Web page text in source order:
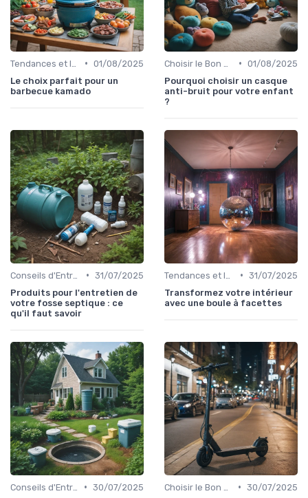
• 01/08/2025
Le choix parfait pour un
barbecue kamado
• 01/08/2025
Pourquoi choisir un casque
anti-bruit pour votre enfant
?
• 31/07/2025
Produits pour l'entretien de
votre fosse septique : ce
qu'il faut savoir
• 31/07/2025
Transformez votre intérieur
avec une boule à facettes
• 30/07/2025
• 30/07/2025